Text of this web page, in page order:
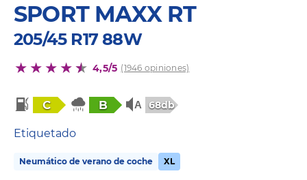
SPORT MAXX RT
205/45 R17 88W
4,5/5 (1946 opiniones)
C B 68db
Etiquetado
Neumático de verano de coche XL